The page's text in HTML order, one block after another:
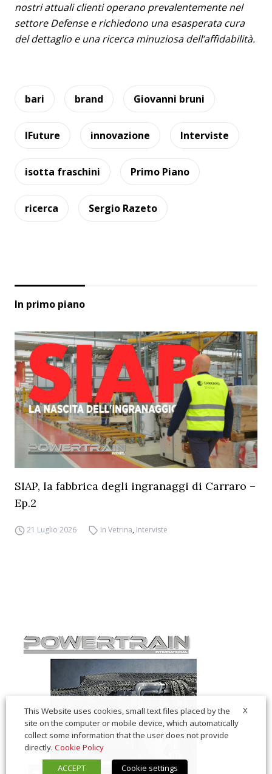
nostri attuali clienti operano prevalentemente nel
settore Defense e richiedono una esasperata cura
del dettaglio e una ricerca minuziosa dell’affidabilità.
bari brand Giovanni bruni
IFuture innovazione Interviste
isotta fraschini Primo Piano
ricerca Sergio Razeto
In primo piano
SIAP, la fabbrica degli ingranaggi di Carraro –
Ep.2
21 Luglio 2026 In Vetrina, Interviste
X
This Website uses cookies, small text files placed by the
site on the computer or mobile device, which automatically
collect some information that the user does not provide
directly. Cookie Policy
ACCEPT
Cookie settings